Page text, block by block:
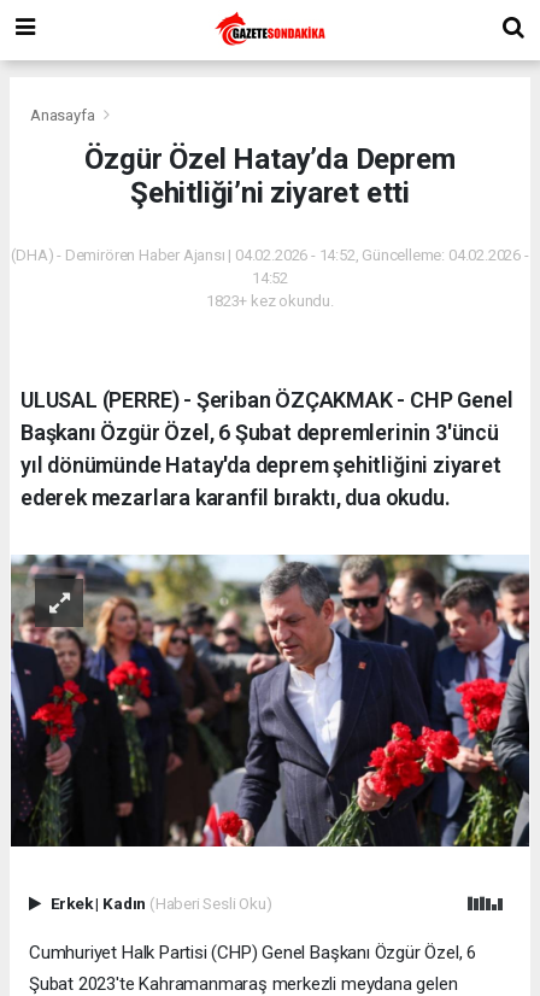
Anasayfa
Özgür Özel Hatay’da Deprem
Şehitliği’ni ziyaret etti
(DHA) - Demirören Haber Ajansı | 04.02.2026 - 14:52, Güncelleme: 04.02.2026 -
14:52
1823+ kez okundu.
ULUSAL (PERRE) - Şeriban ÖZÇAKMAK - CHP Genel
Başkanı Özgür Özel, 6 Şubat depremlerinin 3'üncü
yıl dönümünde Hatay'da deprem şehitliğini ziyaret
ederek mezarlara karanfil bıraktı, dua okudu.
Erkek| Kadın (Haberi Sesli Oku)
Cumhuriyet Halk Partisi (CHP) Genel Başkanı Özgür Özel, 6
Şubat 2023'te Kahramanmaraş merkezli meydana gelen